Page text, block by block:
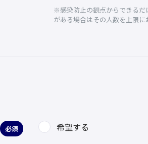
※感染防止の観点からできるだ
がある場合はその人数を上限に
必須 希望する